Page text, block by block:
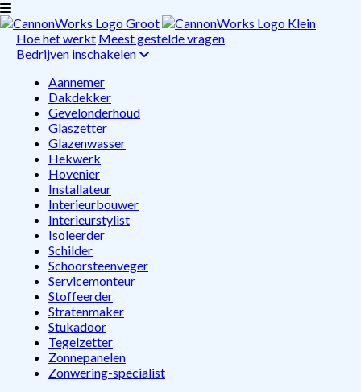
Hoe het werkt Meest gestelde vragen
Bedrijven inschakelen
Aannemer
Dakdekker
Gevelonderhoud
Glaszetter
Glazenwasser
Hekwerk
Hovenier
Installateur
Interieurbouwer
Interieurstylist
Isoleerder
Schilder
Schoorsteenveger
Servicemonteur
Stoffeerder
Stratenmaker
Stukadoor
Tegelzetter
Zonnepanelen
Zonwering-specialist